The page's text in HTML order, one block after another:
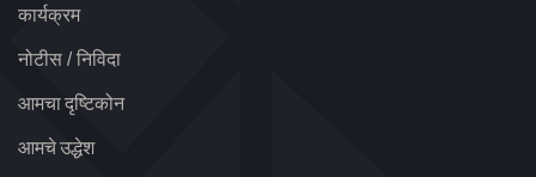
कार्यक्रम
नोटीस / निविदा
आमचा दृष्टिकोन
आमचे उद्धेश